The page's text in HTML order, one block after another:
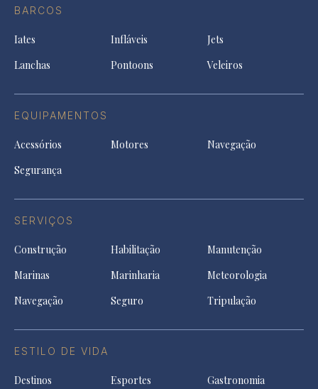
BARCOS
Iates Infláveis
Jets
Lanchas
Pontoons Veleiros
EQUIPAMENTOS
Acessórios Motores
Navegação
Segurança
SERVIÇOS
Construção Habilitação
Manutenção
Marinas
Marinharia
Meteorologia
Navegação
Seguro Tripulação
ESTILO DE VIDA
Destinos Esportes
Gastronomia